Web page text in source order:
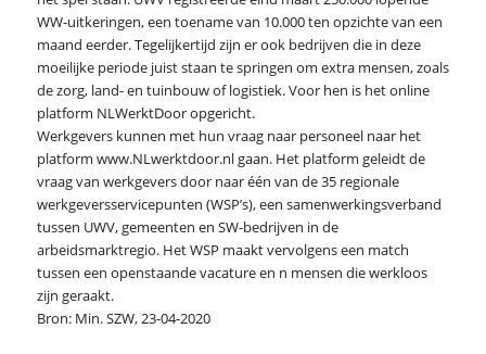
WW-uitkeringen, een toename van 10.000 ten opzichte van een
maand eerder. Tegelijkertijd zijn er ook bedrijven die in deze
moeilijke periode juist staan te springen om extra mensen, zoals
de zorg, land- en tuinbouw of logistiek. Voor hen is het online
platform NLWerktDoor opgericht.
Werkgevers kunnen met hun vraag naar personeel naar het
platform www.NLwerktdoor.nl gaan. Het platform geleidt de
vraag van werkgevers door naar één van de 35 regionale
werkgeversservicepunten (WSP’s), een samenwerkingsverband
tussen UWV, gemeenten en SW-bedrijven in de
arbeidsmarktregio. Het WSP maakt vervolgens een match
tussen een openstaande vacature en n mensen die werkloos
zijn geraakt.
Bron: Min. SZW, 23-04-2020